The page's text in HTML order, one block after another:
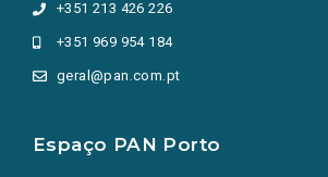
+351 213 426 226
+351 969 954 184
geral@pan.com.pt
Espaço PAN Porto